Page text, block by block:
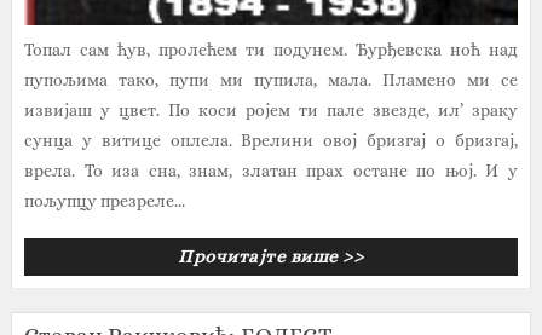
Топал сам ћув, пролећем ти подунем. Ђурђевска ноћ над
пупољима тако, пупи ми пупила, мала. Пламено ми се
извијаш у цвет. По коси ројем ти пале звезде, ил’ зраку
сунца у витице оплела. Врелини овој бризгај о бризгај,
врела. То иза сна, знам, златан прах остане по њој. И у
пољупцу презреле...
Прочитајте више >>